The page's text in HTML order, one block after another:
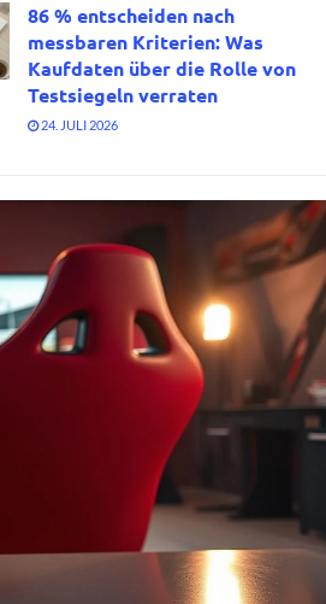
86 % entscheiden nach
messbaren Kriterien: Was
Kaufdaten über die Rolle von
Testsiegeln verraten
24. JULI 2026